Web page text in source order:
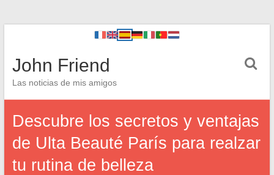
John Friend
Las noticias de mis amigos
Descubre los secretos y ventajas
de Ulta Beauté París para realzar
tu rutina de belleza